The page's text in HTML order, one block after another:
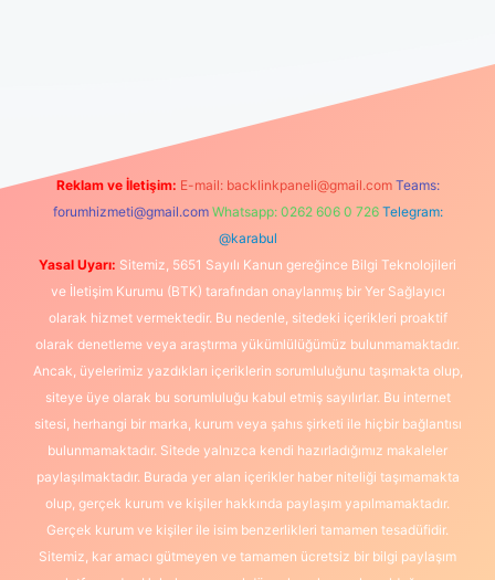
betexper yeni
Reklam ve İletişim: E-mail: backlinkpaneli@gmail.com Teams:
forumhizmeti@gmail.com Whatsapp: 0262 606 0 726 Telegram:
@karabul
Yasal Uyarı: Sitemiz, 5651 Sayılı Kanun gereğince Bilgi Teknolojileri
ve İletişim Kurumu (BTK) tarafından onaylanmış bir Yer Sağlayıcı
olarak hizmet vermektedir. Bu nedenle, sitedeki içerikleri proaktif
olarak denetleme veya araştırma yükümlülüğümüz bulunmamaktadır.
Ancak, üyelerimiz yazdıkları içeriklerin sorumluluğunu taşımakta olup,
siteye üye olarak bu sorumluluğu kabul etmiş sayılırlar. Bu internet
sitesi, herhangi bir marka, kurum veya şahıs şirketi ile hiçbir bağlantısı
bulunmamaktadır. Sitede yalnızca kendi hazırladığımız makaleler
paylaşılmaktadır. Burada yer alan içerikler haber niteliği taşımamakta
olup, gerçek kurum ve kişiler hakkında paylaşım yapılmamaktadır.
Gerçek kurum ve kişiler ile isim benzerlikleri tamamen tesadüfidir.
Sitemiz, kar amacı gütmeyen ve tamamen ücretsiz bir bilgi paylaşım